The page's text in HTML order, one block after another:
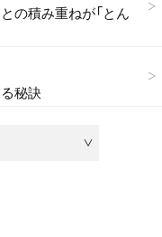
の積み重ねが「とん
秘訣